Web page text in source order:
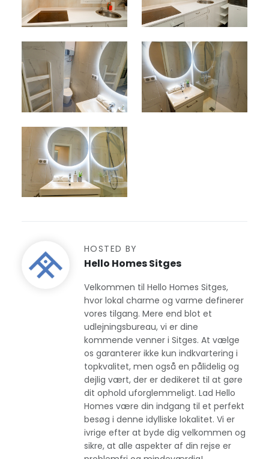
HOSTED BY
Hello Homes Sitges
Velkommen til Hello Homes Sitges,
hvor lokal charme og varme definerer
vores tilgang. Mere end blot et
udlejningsbureau, vi er dine
kommende venner i Sitges. At vælge
os garanterer ikke kun indkvartering i
topkvalitet, men også en pålidelig og
dejlig vært, der er dedikeret til at gøre
dit ophold uforglemmeligt. Lad Hello
Homes være din indgang til et perfekt
besøg i denne idylliske lokalitet. Vi er
ivrige efter at byde dig velkommen og
sikre, at alle aspekter af din rejse er